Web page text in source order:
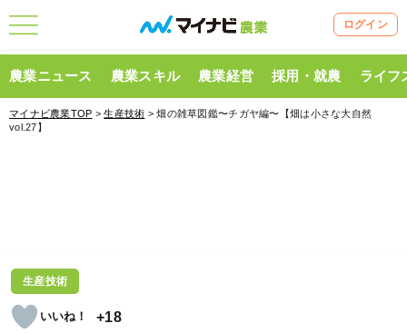
ログイン
農業ニュース 農業スキル 農業経営 採用・就農 ライフ
マイナビ農業TOP >生産技術 > 畑の雑草図鑑〜チガヤ編〜【畑は小さな大自然
vol.27】
生産技術
+18